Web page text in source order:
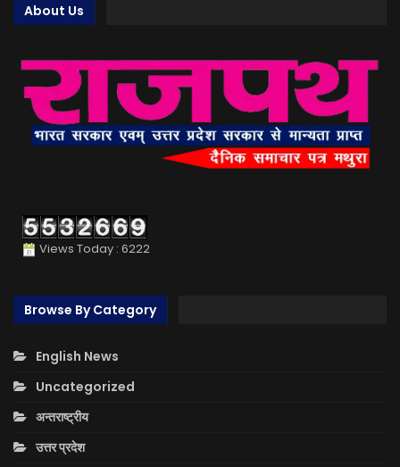
About Us
Views Today : 6222
Browse By Category
English News
Uncategorized
अन्तराष्ट्रीय
उत्तर प्रदेश